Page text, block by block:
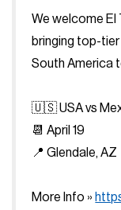
We welcome El
bringing top-
South America
🇺🇸 USA vs
📆 April 19
📍 Glendale, AZ
More Info »